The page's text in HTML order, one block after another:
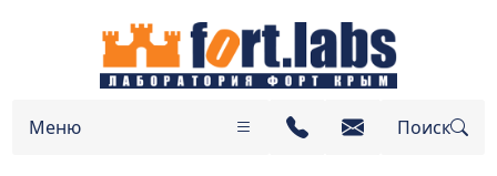
Меню Поиск